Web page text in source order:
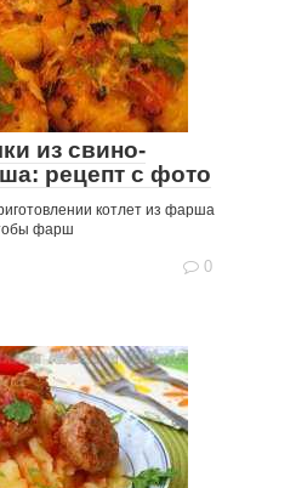
из свино-
рецепт с фото
котлет из фарша
фарш
0